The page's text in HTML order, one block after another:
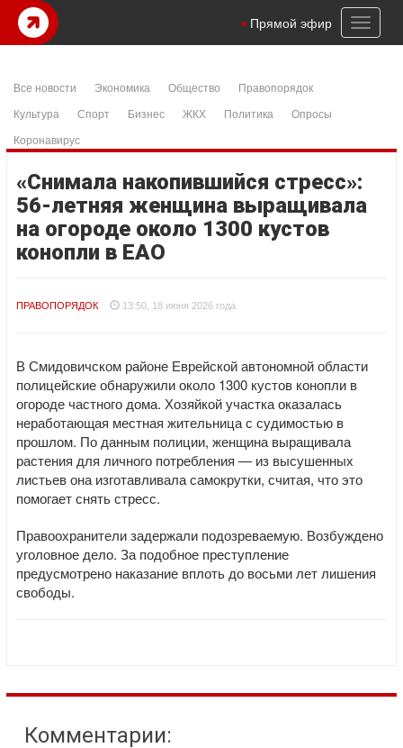
Toggle
Прямой эфир
Все новости Экономика Общество
Правопорядок
Культура
Спорт Бизнес ЖКХ Политика
Опросы
Коронавирус
«Снимала накопившийся стресс»:
56-летняя женщина выращивала
на огороде около 1300 кустов
конопли в ЕАО
ПРАВОПОРЯДОК 13:50, 18 июня 2026 года
В Смидовичском районе Еврейской автономной области
полицейские обнаружили около 1300 кустов конопли в
огороде частного дома. Хозяйкой участка оказалась
неработающая местная жительница с судимостью в
прошлом. По данным полиции, женщина выращивала
растения для личного потребления — из высушенных
листьев она изготавливала самокрутки, считая, что это
помогает снять стресс.
Правоохранители задержали подозреваемую. Возбуждено
уголовное дело. За подобное преступление
предусмотрено наказание вплоть до восьми лет лишения
свободы.
Комментарии: